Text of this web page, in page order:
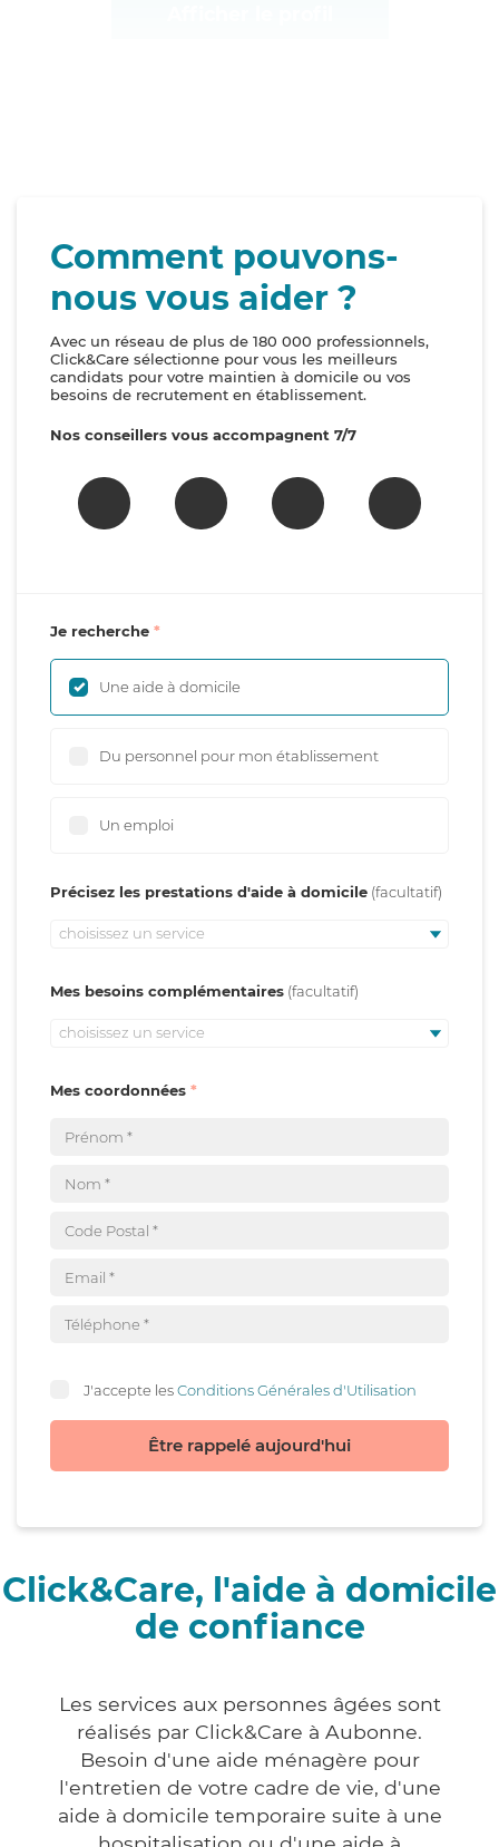
Comment pouvons-
nous vous aider ?
Avec un réseau de plus de 180 000 professionnels,
Click&Care sélectionne pour vous les meilleurs
candidats pour votre maintien à domicile ou vos
besoins de recrutement en établissement.
Nos conseillers vous accompagnent 7/7
Je recherche
Une aide à domicile
Du personnel pour mon établissement
Un emploi
Précisez les prestations d'aide à domicile
choisissez un service
Mes besoins complémentaires
choisissez un service
Mes coordonnées
J'accepte lesConditions Générales d'Utilisation
Être rappelé aujourd'hui
Click&Care, l'aide à domicile
de confiance
Les services aux personnes âgées sont
réalisés par Click&Care à Aubonne.
Besoin d'une aide ménagère pour
l'entretien de votre cadre de vie, d'une
aide à domicile temporaire suite à une